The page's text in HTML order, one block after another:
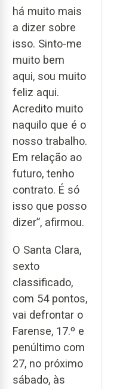
há muito mais
a dizer sobre
isso. Sinto-me
muito bem
aqui, sou muito
feliz aqui.
Acredito muito
naquilo que é o
nosso trabalho.
Em relação ao
futuro, tenho
contrato. É só
isso que posso
dizer”, afirmou.
O Santa Clara,
sexto
classificado,
com 54 pontos,
vai defrontar o
Farense, 17.º e
penúltimo com
27, no próximo
sábado, às